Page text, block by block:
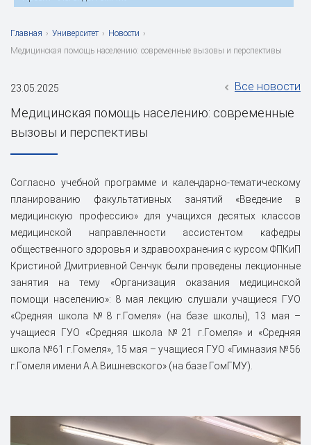
Главная › Университет › Новости ›
Медицинская помощь населению: современные вызовы и перспективы
23.05.2025 Все новости
Медицинская помощь населению: современные
вызовы и перспективы
Согласно учебной программе и календарно-тематическому
планированию факультативных занятий «Введение в
медицинскую профессию» для учащихся десятых классов
медицинской направленности ассистентом кафедры
общественного здоровья и здравоохранения с курсом ФПКиП
Кристиной Дмитриевной Сенчук были проведены лекционные
занятия на тему «Организация оказания медицинской
помощи населению»: 8 мая лекцию слушали учащиеся ГУО
«Средняя школа №8 г.Гомеля» (на базе школы), 13 мая –
учащиеся ГУО «Средняя школа №21 г.Гомеля» и «Средняя
школа №61 г.Гомеля», 15 мая – учащиеся ГУО «Гимназия №56
г.Гомеля имени А.А.Вишневского» (на базе ГомГМУ).